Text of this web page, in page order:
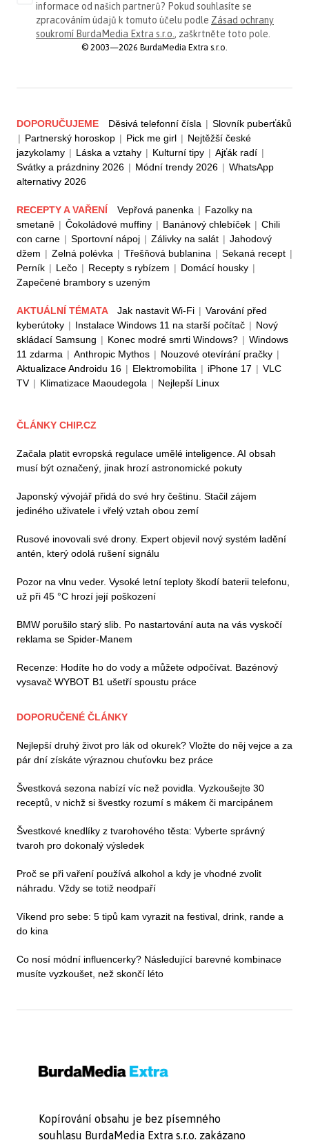
informace od našich partnerů? Pokud souhlasíte se
zpracováním údajů k tomuto účelu podle Zásad ochrany
soukromí BurdaMedia Extra s.r.o., zaškrtněte toto pole.
© 2003—2026 BurdaMedia Extra s.r.o.
DOPORUČUJEME Děsivá telefonní čísla | Slovník puberťáků
| Partnerský horoskop | Pick me girl | Nejtěžší české
jazykolamy | Láska a vztahy | Kulturní tipy | Ajťák radí |
Svátky a prázdniny 2026 | Módní trendy 2026 | WhatsApp
alternativy 2026
RECEPTY A VAŘENÍ Vepřová panenka | Fazolky na
smetaně | Čokoládové muffiny | Banánový chlebíček | Chili
con carne | Sportovní nápoj | Zálivky na salát | Jahodový
džem | Zelná polévka | Třešňová bublanina | Sekaná recept |
Perník | Lečo | Recepty s rybízem | Domácí housky |
Zapečené brambory s uzeným
AKTUÁLNÍ TÉMATA Jak nastavit Wi-Fi | Varování před
kyberútoky | Instalace Windows 11 na starší počítač | Nový
skládací Samsung | Konec modré smrti Windows? | Windows
11 zdarma | Anthropic Mythos | Nouzové otevírání pračky |
Aktualizace Androidu 16 | Elektromobilita | iPhone 17 | VLC
TV | Klimatizace Maoudegola | Nejlepší Linux
ČLÁNKY CHIP.CZ
Začala platit evropská regulace umělé inteligence. AI obsah
musí být označený, jinak hrozí astronomické pokuty
Japonský vývojář přidá do své hry češtinu. Stačil zájem
jediného uživatele i vřelý vztah obou zemí
Rusové inovovali své drony. Expert objevil nový systém ladění
antén, který odolá rušení signálu
Pozor na vlnu veder. Vysoké letní teploty škodí baterii telefonu,
už při 45 °C hrozí její poškození
BMW porušilo starý slib. Po nastartování auta na vás vyskočí
reklama se Spider-Manem
Recenze: Hodíte ho do vody a můžete odpočívat. Bazénový
vysavač WYBOT B1 ušetří spoustu práce
DOPORUČENÉ ČLÁNKY
Nejlepší druhý život pro lák od okurek? Vložte do něj vejce a za
pár dní získáte výraznou chuťovku bez práce
Švestková sezona nabízí víc než povidla. Vyzkoušejte 30
receptů, v nichž si švestky rozumí s mákem či marcipánem
Švestkové knedlíky z tvarohového těsta: Vyberte správný
tvaroh pro dokonalý výsledek
Proč se při vaření používá alkohol a kdy je vhodné zvolit
náhradu. Vždy se totiž neodpaří
Víkend pro sebe: 5 tipů kam vyrazit na festival, drink, rande a
do kina
Co nosí módní influencerky? Následující barevné kombinace
musíte vyzkoušet, než skončí léto
Kopírování obsahu je bez písemného
souhlasu BurdaMedia Extra s.r.o. zakázano